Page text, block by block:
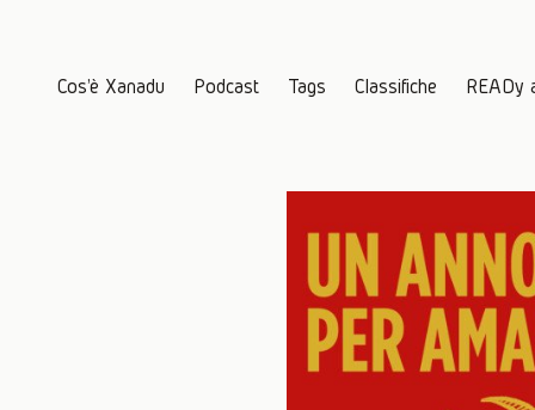
Cos'è Xanadu Podcast Tags Classifiche READy